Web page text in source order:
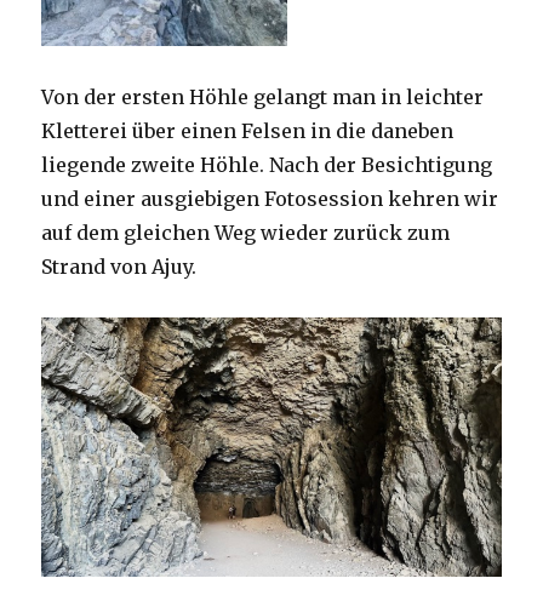
Von der ersten Höhle gelangt man in leichter
Kletterei über einen Felsen in die daneben
liegende zweite Höhle. Nach der Besichtigung
und einer ausgiebigen Fotosession kehren wir
auf dem gleichen Weg wieder zurück zum
Strand von Ajuy.